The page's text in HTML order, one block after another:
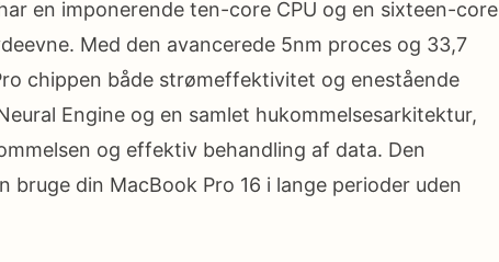
en imponerende ten-core CPU og en sixteen-core
Med den avancerede 5nm proces og 33,7
chippen både strømeffektivitet og enestående
Engine og en samlet hukommelsesarkitektur,
og effektiv behandling af data. Den
din MacBook Pro 16 i lange perioder uden